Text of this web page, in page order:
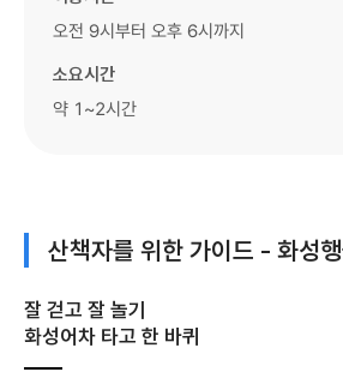
오전 9시부터 오후 6시까지
소요시간
약 1~2시간
산책자를 위한 가이드 - 화성
잘 걷고 잘 놀기
화성어차 타고 한 바퀴